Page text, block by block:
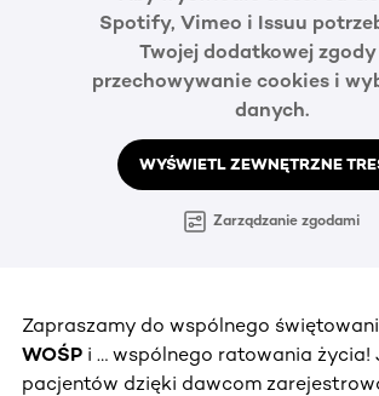
Spotify, Vimeo i Issuu
Twojej dodatkowej zgody
przechowywanie cookies i
danych.
WYŚWIETL ZEWNĘTRZNE
Zarządzanie zgodami
Zapraszamy do wspólnego
WOŚP i … wspólnego ratowania życia!
pacjentów dzięki dawcom